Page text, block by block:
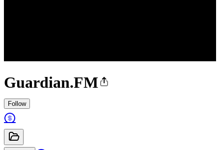
Guardian.FM
Follow